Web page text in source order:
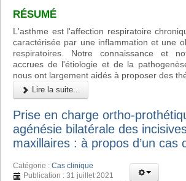
RÉSUMÉ
L'asthme est l'affection respiratoire
caractérisée par une inflammation et une
respiratoires. Notre connaissance et
accrues de l'étiologie et de la
nous ont largement aidés à proposer des
Lire la suite...
Prise en charge ortho-
agénésie bilatérale des
maxillaires : à propos d’un cas
Catégorie : Cas clinique
Publication : 31 juillet 2021